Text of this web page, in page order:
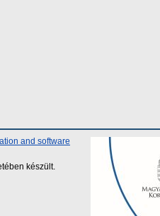
and software
készült.